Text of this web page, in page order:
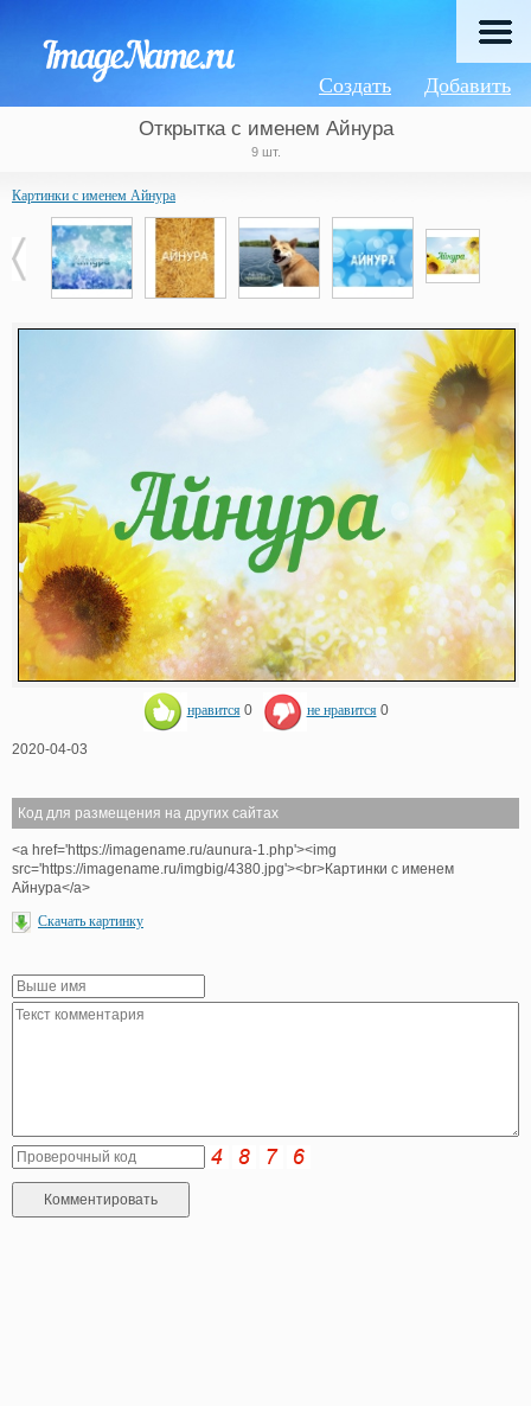
Добавить
Создать
Открытка с именем Айнура
9 шт.
Картинки с именем Айнура
нравится 0 не нравится 0
2020-04-03
Код для размещения на других сайтах
<a href='https://imagename.ru/aunura-1.php'><img
src='https://imagename.ru/imgbig/4380.jpg'><br>Картинки с именем
Айнура</a>
Скачать картинку